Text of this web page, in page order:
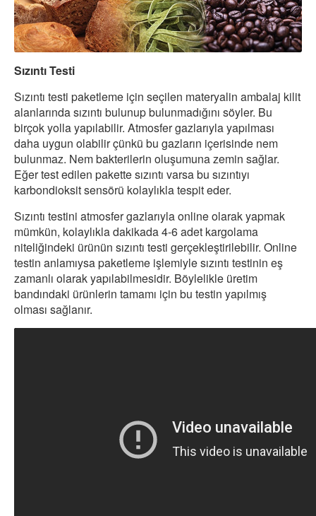
Sızıntı Testi
Sızıntı testi paketleme için seçilen materyalin ambalaj kilit
alanlarında sızıntı bulunup bulunmadığını söyler. Bu
birçok yolla yapılabilir. Atmosfer gazlarıyla yapılması
daha uygun olabilir çünkü bu gazların içerisinde nem
bulunmaz. Nem bakterilerin oluşumuna zemin sağlar.
Eğer test edilen pakette sızıntı varsa bu sızıntıyı
karbondioksit sensörü kolaylıkla tespit eder.
Sızıntı testini atmosfer gazlarıyla online olarak yapmak
mümkün, kolaylıkla dakikada 4-6 adet kargolama
niteliğindeki ürünün sızıntı testi gerçekleştirilebilir. Online
testin anlamıysa paketleme işlemiyle sızıntı testinin eş
zamanlı olarak yapılabilmesidir. Böylelikle üretim
bandındaki ürünlerin tamamı için bu testin yapılmış
olması sağlanır.